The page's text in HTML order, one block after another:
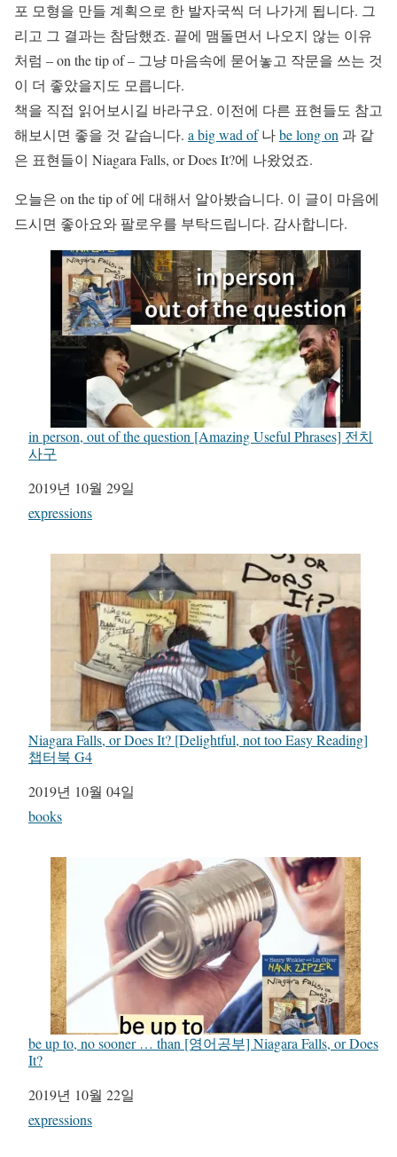
포 모형을 만들 계획으로 한 발자국씩 더 나가게 됩니다. 그
리고 그 결과는 참담했죠. 끝에 맴돌면서 나오지 않는 이유
처럼 – on the tip of – 그냥 마음속에 묻어놓고 작문을 쓰는 것
이 더 좋았을지도 모릅니다.
책을 직접 읽어보시길 바라구요. 이전에 다른 표현들도 참고
해보시면 좋을 것 같습니다. a big wad of나be long on 과 같
은 표현들이 Niagara Falls, or Does It?에 나왔었죠.
오늘은 on the tip of 에 대해서 알아봤습니다. 이 글이 마음에
드시면 좋아요와 팔로우를 부탁드립니다. 감사합니다.
in person, out of the question [Amazing Useful Phrases] 전치
사구
일자
2019년 10월 29일
관련 항목
expressions
Niagara Falls, or Does It? [Delightful, not too Easy Reading]
챕터북 G4
일자
2019년 10월 04일
관련 항목
books
be up to, no sooner … than [영어공부] Niagara Falls, or Does
It?
일자
2019년 10월 22일
관련 항목
expressions